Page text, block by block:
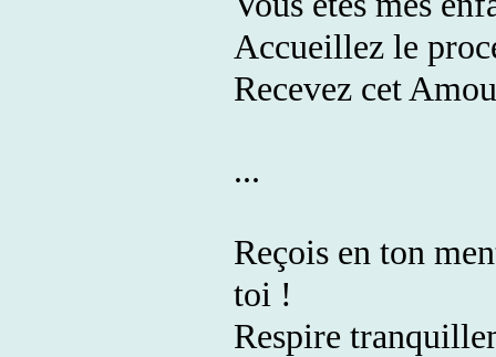
Accueillez le
Recevez cet
...
Reçois en ton
toi !
Respire